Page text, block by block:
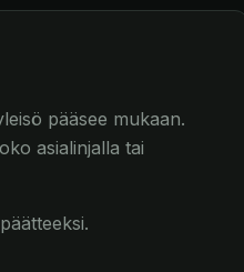
pääsee mukaan.
asialinjalla tai